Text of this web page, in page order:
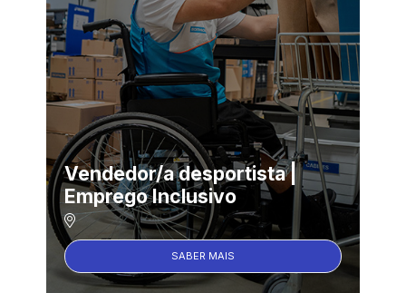
Vendedor/a desportista |
Emprego Inclusivo
SABER MAIS